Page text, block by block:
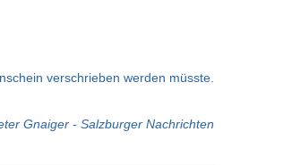
verschrieben werden müsste.
Gnaiger - Salzburger Nachrichten